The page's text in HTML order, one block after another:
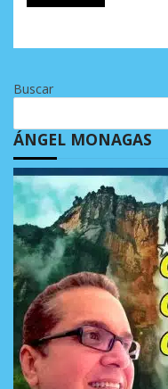
Buscar
ÁNGEL MONAGAS